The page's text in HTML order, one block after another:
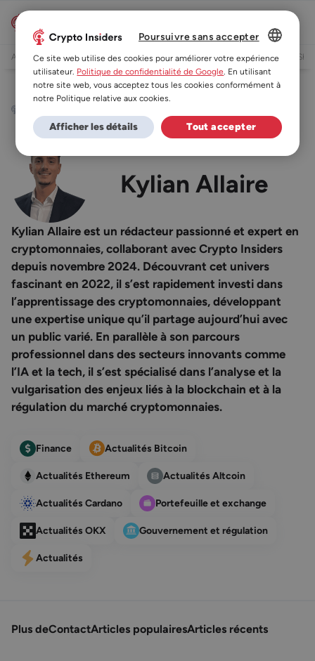
ActualitésActualités BitcoinActualités EthereumActualités RippleActualités
Kylian Allaire
Kylian Allaire est un rédacteur passionné et expert en
cryptomonnaies, collaborant avec Crypto Insiders
depuis novembre 2024. Découvrant cet univers
fascinant en 2022, il s’est rapidement investi dans
l’apprentissage des cryptomonnaies, développant
une expertise unique qu’il partage aujourd’hui avec
un public varié. En parallèle à son parcours
professionnel dans des secteurs innovants comme
l’IA et la tech, il s’est spécialisé dans l’analyse et la
vulgarisation des enjeux liés à la blockchain et à la
régulation du marché cryptomonnaies.
Finance Actualités Bitcoin
Actualités Ethereum Actualités Altcoin
Actualités Cardano Portefeuille et exchange
Actualités OKX Gouvernement et régulation
Actualités
Plus deContactArticles populairesArticles récents
DUTCH
ES
FR
Poursuivre sans accepter
Ce site web utilise des cookies pour améliorer votre expérience
utilisateur. Politique de confidentialité de Google. En utilisant
notre site web, vous acceptez tous les cookies conformément à
notre Politique relative aux cookies.
Tout accepter
Afficher les détails